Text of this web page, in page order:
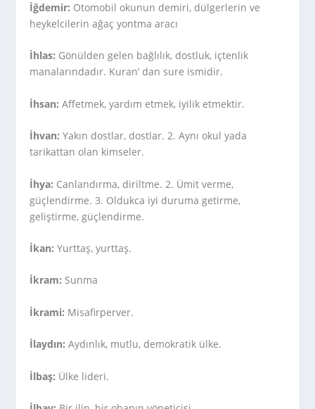
İğdemir: Otomobil okunun demiri, dülgerlerin ve
heykelcilerin ağaç yontma aracı
İhlas: Gönülden gelen bağlılık, dostluk, içtenlik
manalarındadır. Kuran’ dan sure ismidir.
İhsan: Affetmek, yardım etmek, iyilik etmektir.
İhvan: Yakın dostlar, dostlar. 2. Aynı okul yada
tarikattan olan kimseler.
İhya: Canlandırma, diriltme. 2. Ümit verme,
güçlendirme. 3. Oldukca iyi duruma getirme,
geliştirme, güçlendirme.
İkan: Yurttaş, yurttaş.
İkram: Sunma
İkrami: Misafirperver.
İlaydın: Aydınlık, mutlu, demokratik ülke.
İlbaş: Ülke lideri.